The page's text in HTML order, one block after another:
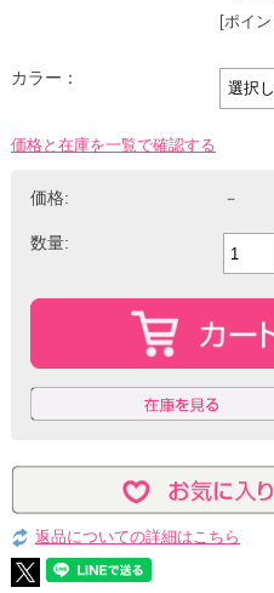
[ポイ
カラー：
価格と在庫を一覧で確認する
価格: －
数量:
返品についての詳細はこちら